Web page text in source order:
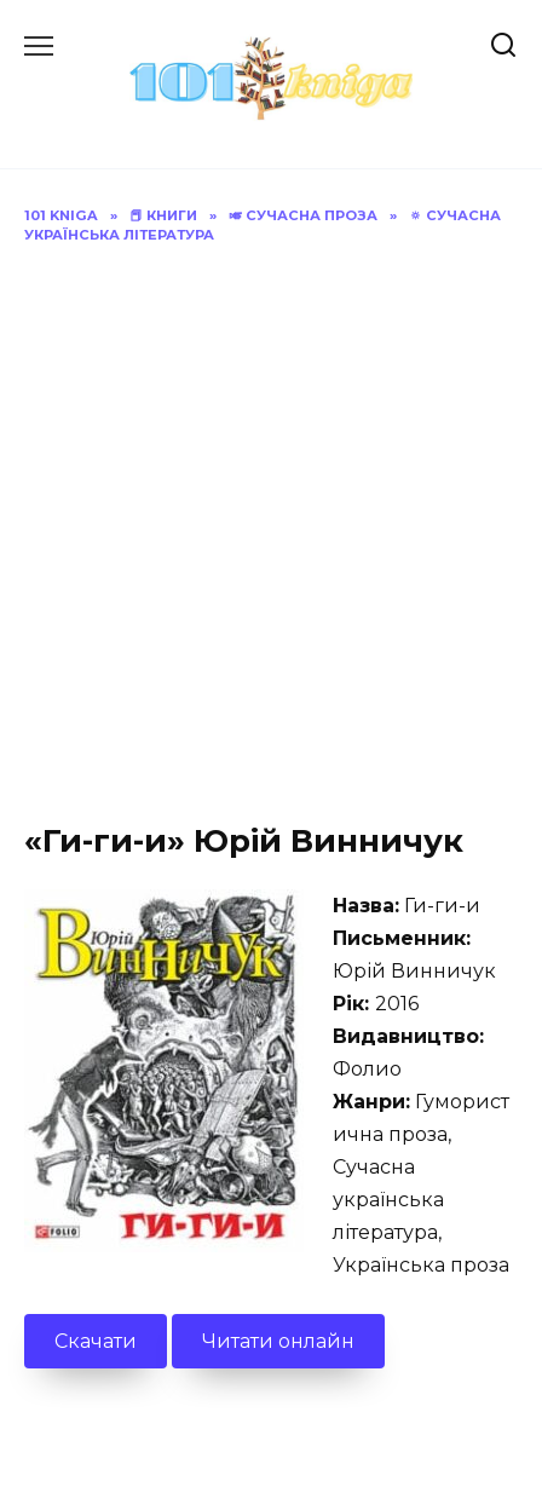
до
101 KNIGA » 📕 КНИГИ » 🎺 СУЧАСНА ПРОЗА »
🔅 СУЧАСНА
УКРАЇНСЬКА ЛІТЕРАТУРА
«Ги-ги-и» Юрій Винничук
Назва: Ги-ги-и
Письменник:
Юрій Винничук
Рік: 2016
Видавництво:
Фолио
Жанри: Гуморист
ична проза,
Сучасна
українська
література,
Українська проза
Скачати Читати онлайн